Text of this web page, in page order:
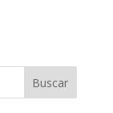
Buscar